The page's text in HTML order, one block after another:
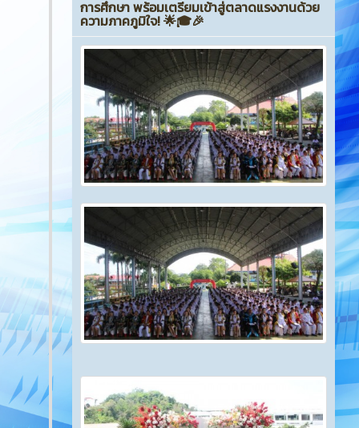
การศึกษา พร้อมเตรียมเข้าสู่ตลาดแรงงานด้วย
ความภาคภูมิใจ! 🌟🎓🎉